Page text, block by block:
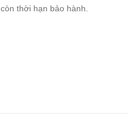
còn thời hạn bảo hành.